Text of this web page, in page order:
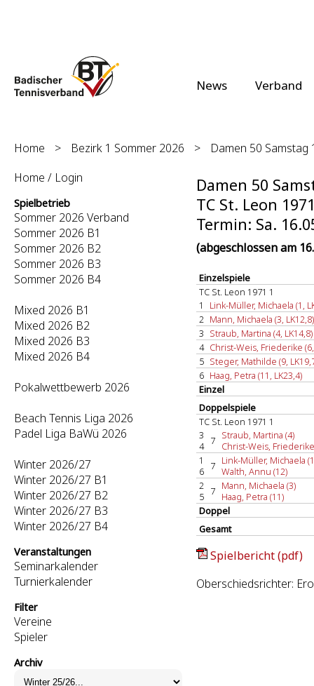
News Verband
Home > Bezirk 1 Sommer 2026 >
Damen 50 Samstag
Home / Login
Spielbetrieb
Sommer 2026 Verband
Sommer 2026 B1
Sommer 2026 B2
Sommer 2026 B3
Sommer 2026 B4
Mixed 2026 B1
Mixed 2026 B2
Mixed 2026 B3
Mixed 2026 B4
Pokalwettbewerb 2026
Beach Tennis Liga 2026
Padel Liga BaWü 2026
Winter 2026/27
Winter 2026/27 B1
Winter 2026/27 B2
Winter 2026/27 B3
Winter 2026/27 B4
Veranstaltungen
Seminarkalender
Turnierkalender
Filter
Vereine
Spieler
Archiv
Damen 50
TC St. Leon
Termin: Sa.
(abgeschlossen am
Einzelspiele
TC St. Leon 1971 1
1
Link-Müller, Michaela (1,
2 Mann, Michaela (3, LK12,8)
3 Straub, Martina (4, LK14,8)
4 Christ-Weis, Friederike (6,
5 Steger, Mathilde (9,
6 Haag, Petra (11, LK23,4)
Einzel
Doppelspiele
TC St. Leon 1971 1
3
4 7 Straub, Martina (4)
Christ-Weis,
1
6 7 Link-Müller, Michaela
Walth, Annu (12)
2
5 7 Mann, Michaela (3)
Haag, Petra (11)
Doppel
Gesamt
Spielbericht (pdf)
Oberschiedsrichter: